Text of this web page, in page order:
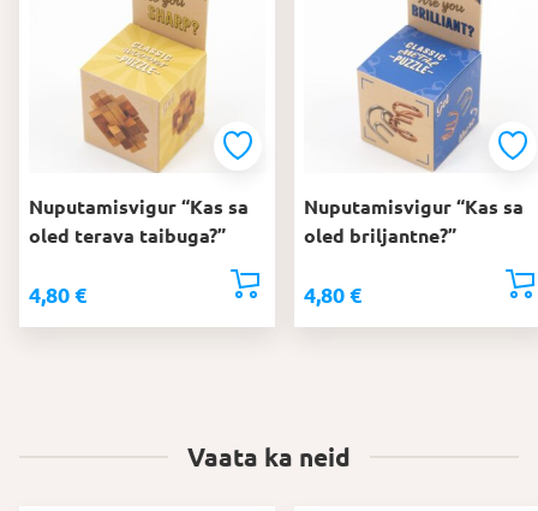
Nuputamisvigur “Kas sa
oled terava taibuga?”
4,80 €
Nuputamisvigur “Kas sa
oled briljantne?”
4,80 €
Vaata ka neid